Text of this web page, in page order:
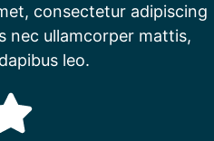
consectetur adipiscing
nec ullamcorper mattis,
leo.